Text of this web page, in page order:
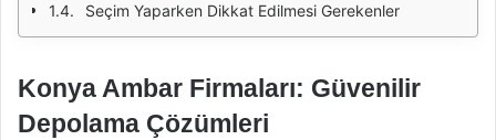
Seçim Yaparken Dikkat Edilmesi Gerekenler
Konya Ambar Firmaları: Güvenilir
Depolama Çözümleri